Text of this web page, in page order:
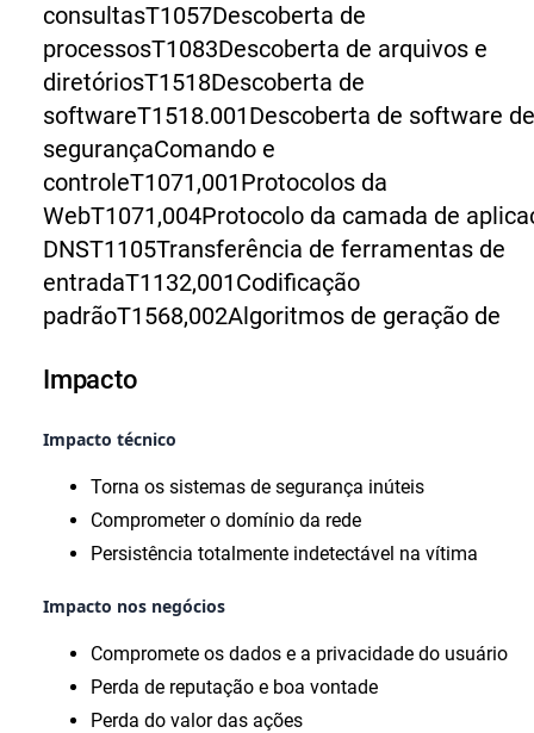
consultasT1057Descoberta de
processosT1083Descoberta de arquivos e
diretóriosT1518Descoberta de
softwareT1518.001Descoberta de software de
segurançaComando e
controleT1071,001Protocolos da
WebT1071,004Protocolo da camada de
DNST1105Transferência de ferramentas de
entradaT1132,001Codificação
padrãoT1568,002Algoritmos de geração de
Impacto
Impacto técnico
Torna os sistemas de segurança inúteis
Comprometer o domínio da rede
Persistência totalmente indetectável na vítima
Impacto nos negócios
Compromete os dados e a privacidade do usuário
Perda de reputação e boa vontade
Perda do valor das ações